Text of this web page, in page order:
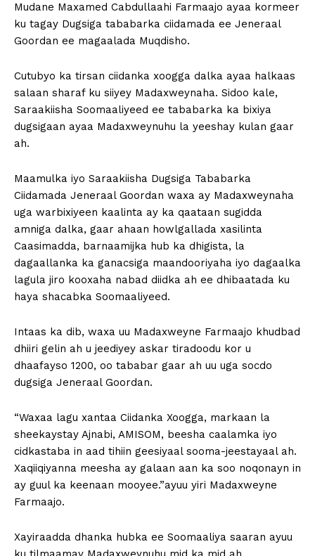
Mudane Maxamed Cabdullaahi Farmaajo ayaa kormeer
ku tagay Dugsiga tababarka ciidamada ee Jeneraal
Goordan ee magaalada Muqdisho.
Cutubyo ka tirsan ciidanka xoogga dalka ayaa halkaas
salaan sharaf ku siiyey Madaxweynaha. Sidoo kale,
Saraakiisha Soomaaliyeed ee tababarka ka bixiya
dugsigaan ayaa Madaxweynuhu la yeeshay kulan gaar
ah.
Maamulka iyo Saraakiisha Dugsiga Tababarka
Ciidamada Jeneraal Goordan waxa ay Madaxweynaha
uga warbixiyeen kaalinta ay ka qaataan sugidda
amniga dalka, gaar ahaan howlgallada xasilinta
Caasimadda, barnaamijka hub ka dhigista, la
dagaallanka ka ganacsiga maandooriyaha iyo dagaalka
lagula jiro kooxaha nabad diidka ah ee dhibaatada ku
haya shacabka Soomaaliyeed.
Intaas ka dib, waxa uu Madaxweyne Farmaajo khudbad
dhiiri gelin ah u jeediyey askar tiradoodu kor u
dhaafayso 1200, oo tababar gaar ah uu uga socdo
dugsiga Jeneraal Goordan.
“Waxaa lagu xantaa Ciidanka Xoogga, markaan la
sheekaystay Ajnabi, AMISOM, beesha caalamka iyo
cidkastaba in aad tihiin geesiyaal sooma-jeestayaal ah.
Xaqiiqiyanna meesha ay galaan aan ka soo noqonayn in
ay guul ka keenaan mooyee.”ayuu yiri Madaxweyne
Farmaajo.
Xayiraadda dhanka hubka ee Soomaaliya saaran ayuu